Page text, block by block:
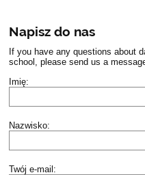
Napisz do nas
If you have any questions about
school, please send us a
Imię:
Nazwisko:
Twój e-mail: